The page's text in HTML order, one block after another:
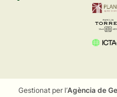
Gestionat per l’Agència de